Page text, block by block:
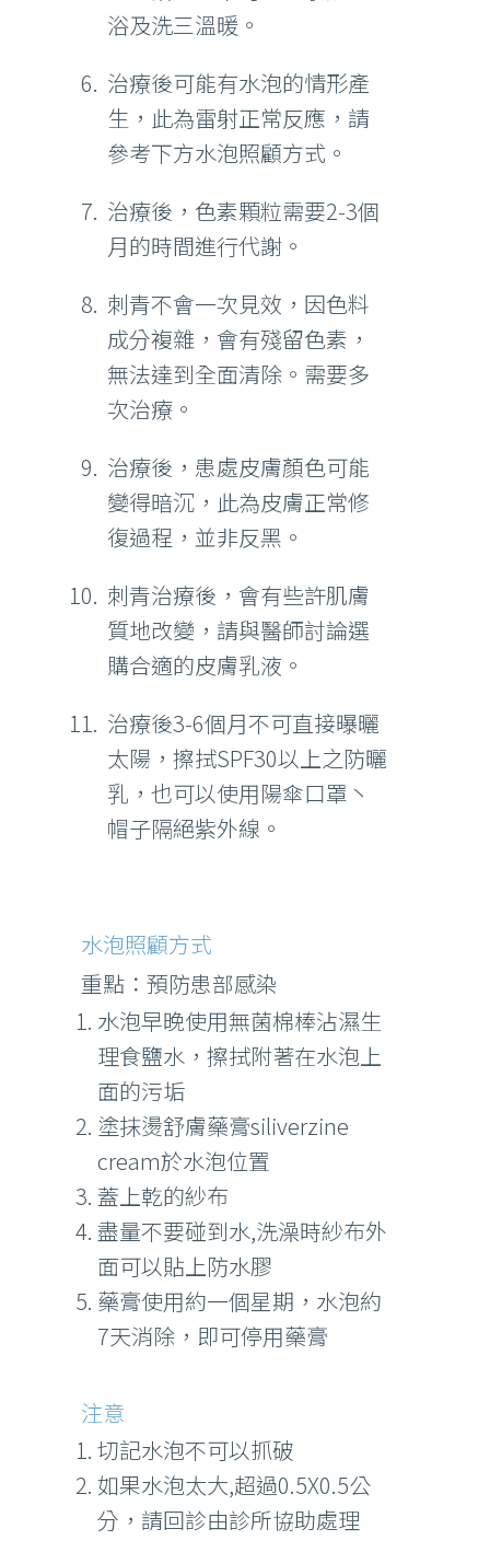
浴及洗三溫暖。
治療後可能有水泡的情形產
生，此為雷射正常反應，請
參考下方水泡照顧方式。
治療後，色素顆粒需要2-3個
月的時間進行代謝。
刺青不會一次見效，因色料
成分複雜，會有殘留色素，
無法達到全面清除。需要多
次治療。
治療後，患處皮膚顏色可能
變得暗沉，此為皮膚正常修
復過程，並非反黑。
刺青治療後，會有些許肌膚
質地改變，請與醫師討論選
購合適的皮膚乳液。
治療後3-6個月不可直接曝曬
太陽，擦拭SPF30以上之防曬
乳，也可以使用陽傘口罩丶
帽子隔絕紫外線。
水泡照顧方式
重點：預防患部感染
水泡早晚使用無菌棉棒沾濕生
理食鹽水，擦拭附著在水泡上
面的污垢
塗抹燙舒膚藥膏siliverzine
cream於水泡位置
蓋上乾的紗布
盡量不要碰到水,洗澡時紗布外
面可以貼上防水膠
藥膏使用約一個星期，水泡約
7天消除，即可停用藥膏
注意
切記水泡不可以抓破
如果水泡太大,超過0.5X0.5公
分，請回診由診所協助處理